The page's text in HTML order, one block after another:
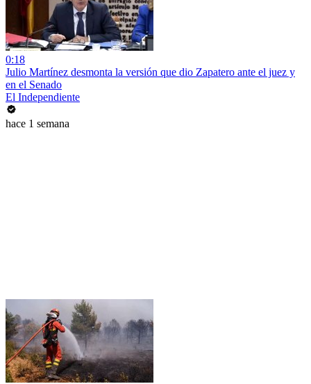
0:18
Julio Martínez desmonta la versión que dio Zapatero ante el juez y
en el Senado
El Independiente
hace 1 semana